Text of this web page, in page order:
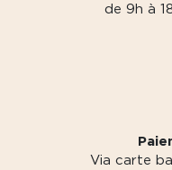
de 9h à
Via carte